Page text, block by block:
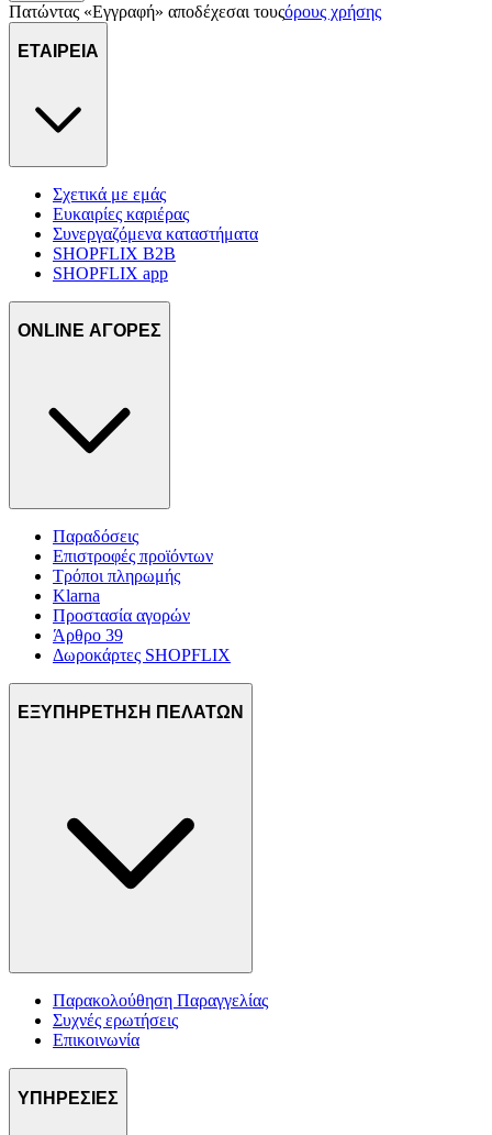
Πατώντας «Εγγραφή» αποδέχεσαι τουςόρους χρήσης
ΕΤΑΙΡΕΙΑ
Σχετικά με εμάς
Ευκαιρίες καριέρας
Συνεργαζόμενα καταστήματα
SHOPFLIX B2B
SHOPFLIX app
ONLINE ΑΓΟΡΕΣ
Παραδόσεις
Επιστροφές προϊόντων
Τρόποι πληρωμής
Klarna
Προστασία αγορών
Άρθρο 39
Δωροκάρτες SHOPFLIX
ΕΞΥΠΗΡΕΤΗΣΗ ΠΕΛΑΤΩΝ
Παρακολούθηση Παραγγελίας
Συχνές ερωτήσεις
Επικοινωνία
ΥΠΗΡΕΣΙΕΣ